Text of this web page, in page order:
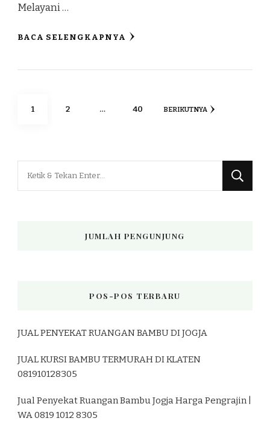
Melayani …
BACA SELENGKAPNYA
Paginasi
HALAMAN
1 HALAMAN
2 … HALAMAN
40 BERIKUTNYA
JUMLAH PENGUNJUNG
POS-POS TERBARU
JUAL PENYEKAT RUANGAN BAMBU DI JOGJA
JUAL KURSI BAMBU TERMURAH DI KLATEN
081910128305
Jual Penyekat Ruangan Bambu Jogja Harga Pengrajin |
WA 0819 1012 8305